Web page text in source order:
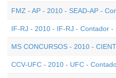
FMZ - AP - 2010 - SEAD-AP -
IF-RJ - 2010 - IF-RJ - Contador -
MS CONCURSOS - 2010 -
CCV-UFC - 2010 - UFC -